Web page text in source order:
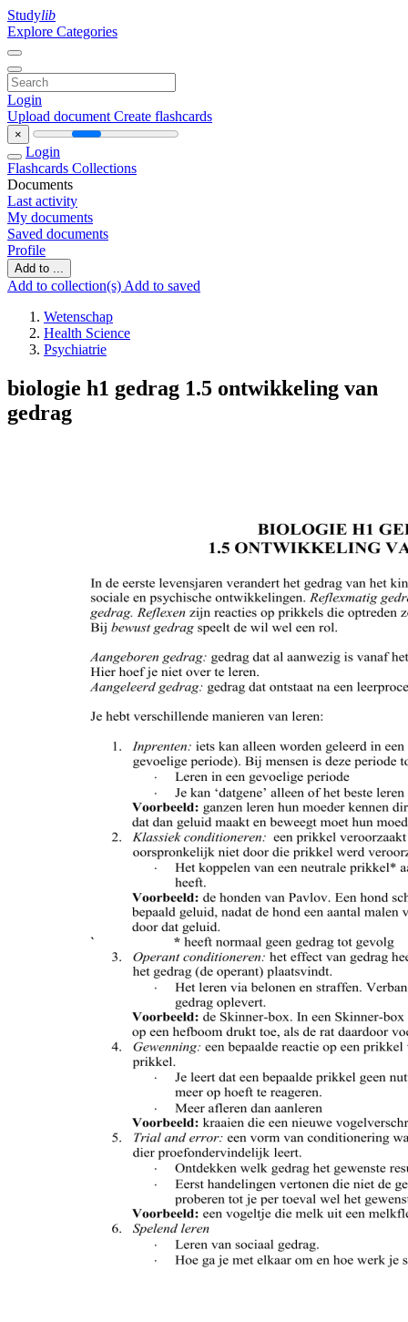
Studylib
Explore Categories
Login
Upload document Create flashcards
×
Login
Flashcards Collections
Documents
Last activity
My documents
Saved documents
Profile
Add to ...
Add to collection(s) Add to saved
Wetenschap
Health Science
Psychiatrie
biologie h1 gedrag 1.5 ontwikkeling van
gedrag